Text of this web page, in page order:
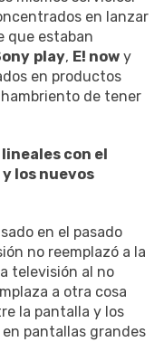
en lanzar
que estaban
play, E! now y
en productos
de tener
con el
los nuevos
en el pasado
no reemplazó a la
televisión al no
a otra cosa
la pantalla y los
pantallas grandes